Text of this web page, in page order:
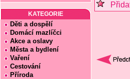
KATEGORIE
Děti a dospělí
Domácí mazlíčci
Akce a oslavy
Města a bydlení
Vaření
Cestování
Příroda